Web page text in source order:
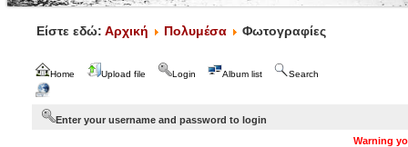
Είστε εδώ: Αρχική Πολυμέσα Φωτογραφίες
Home Upload file Login Album list Search
Enter your username and password to login
Warning